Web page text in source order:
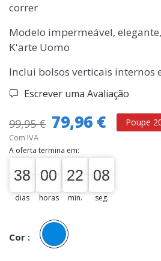
correr
Modelo impermeável,
K'arte Uomo
Inclui bolsos verticais internos
Escrever uma Avaliação
99,95 € 79,96 € Poupe
Com IVA
A oferta termina em:
38
38
00
dias
00
00
00
horas
22
22
00
min.
08
07
08
seg.
Cor :
Azul